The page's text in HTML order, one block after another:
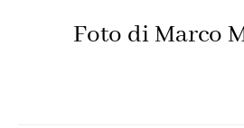
Foto di Marco